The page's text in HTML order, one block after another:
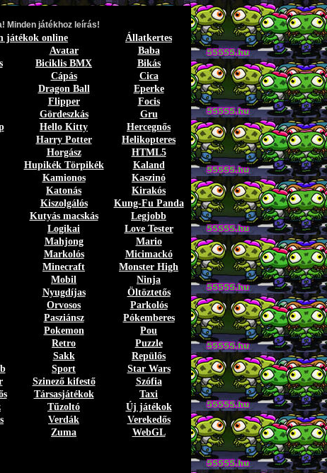
Minden játékhoz leírás!
játékok online
Állatkertes
Avatar
Baba
Biciklis BMX
Bikás
Cápás
Cica
Dragon Ball
Eperke
Flipper
Focis
Gördeszkás
Gru
Hello Kitty
Hercegnős
Harry Potter
Helikopteres
Horgász
HTML5
Hupikék Törpikék
Kaland
Kamionos
Kaszinó
Katonás
Kirakós
Kiszolgálós
Kung-Fu Panda
Kutyás macskás
Legjobb
Logikai
Love Tester
Mahjong
Mario
Markolós
Micimackó
Minecraft
Monster High
Mobil
Ninja
Nyugdíjas
Öltöztetős
Orvosos
Parkolós
Pasziánsz
Pókemberes
Pokemon
Pou
Retro
Puzzle
Sakk
Repülős
Sport
Star Wars
Szinező kifestő
Szófia
Társasjátékok
Taxi
Tűzoltó
Új játékok
Verdák
Verekedős
Zuma WebGL